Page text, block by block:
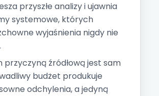
przyszłe analizy i ujawnia
systemowe, których
wyjaśnienia nigdy nie
przyczyną źródłową jest sam
budżet produkuje
odchylenia, a jedyną